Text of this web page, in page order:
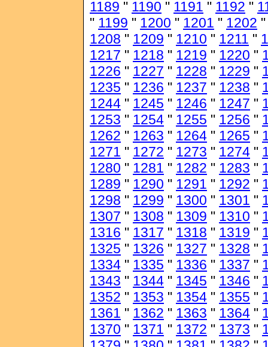
1189 " 1190 " 1191 " 1192 "
" 1199 " 1200 " 1201 " 1202
1208 " 1209 " 1210 " 1211 "
1217 " 1218 " 1219 " 1220 "
1226 " 1227 " 1228 " 1229 "
1235 " 1236 " 1237 " 1238 "
1244 " 1245 " 1246 " 1247 "
1253 " 1254 " 1255 " 1256 "
1262 " 1263 " 1264 " 1265 "
1271 " 1272 " 1273 " 1274 "
1280 " 1281 " 1282 " 1283 "
1289 " 1290 " 1291 " 1292 "
1298 " 1299 " 1300 " 1301 "
1307 " 1308 " 1309 " 1310 "
1316 " 1317 " 1318 " 1319 "
1325 " 1326 " 1327 " 1328 "
1334 " 1335 " 1336 " 1337 "
1343 " 1344 " 1345 " 1346 "
1352 " 1353 " 1354 " 1355 "
1361 " 1362 " 1363 " 1364 "
1370 " 1371 " 1372 " 1373 "